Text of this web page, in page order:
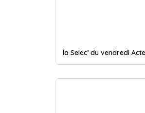
la Selec’ du vendredi